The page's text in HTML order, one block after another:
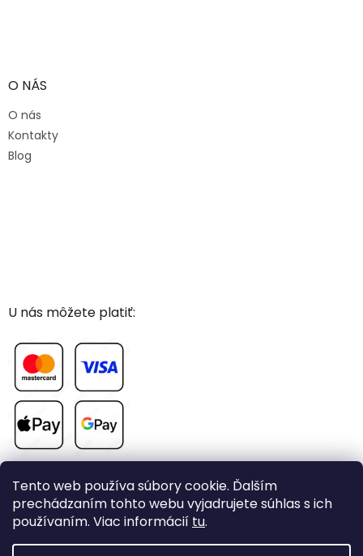
Tento web používa súbory cookie. Ďalším
prechádzaním tohto webu vyjadrujete súhlas s ich
používaním. Viac informácií tu.
O NÁS
O nás
Kontakty
Blog
U nás môžete platiť: